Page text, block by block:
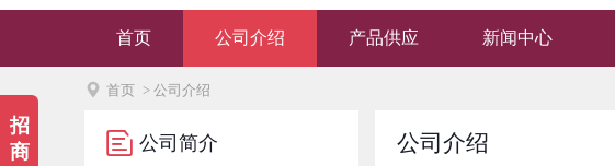
首页 公司介绍 产品供应 新闻中心
 首页 > 公司介绍
公司介绍
 公司简介
招
商